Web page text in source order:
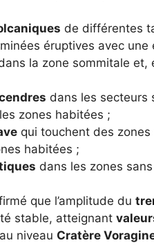
de différentes
éruptives avec
la zone sommitale et,
dans les secteurs
zones habitées ;
qui touchent des
habitées ;
dans les zones
que l’amplitude du
stable, atteignant
niveau Cratère